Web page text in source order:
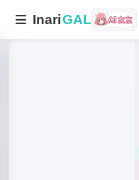
InariGAL